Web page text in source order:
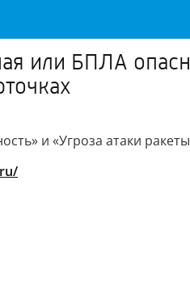
или БПЛА
и «Угроза атаки